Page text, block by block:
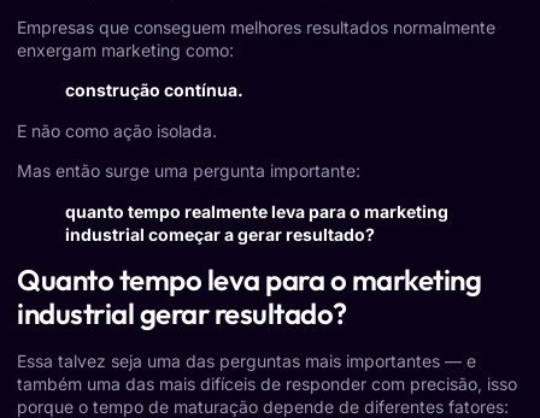
Empresas que conseguem melhores resultados normalmente
enxergam marketing como:
construção contínua.
E não como ação isolada.
Mas então surge uma pergunta importante:
quanto tempo realmente leva para o marketing
industrial começar a gerar resultado?
Quanto tempo leva para o marketing
industrial gerar resultado?
Essa talvez seja uma das perguntas mais importantes — e
também uma das mais difíceis de responder com precisão, isso
porque o tempo de maturação depende de diferentes fatores: